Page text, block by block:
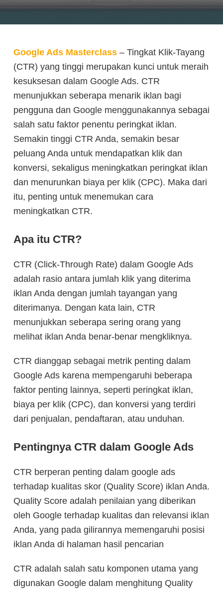
Google Ads Masterclass – Tingkat Klik-Tayang
(CTR) yang tinggi merupakan kunci untuk meraih
kesuksesan dalam Google Ads. CTR
menunjukkan seberapa menarik iklan bagi
pengguna dan Google menggunakannya sebagai
salah satu faktor penentu peringkat iklan.
Semakin tinggi CTR Anda, semakin besar
peluang Anda untuk mendapatkan klik dan
konversi, sekaligus meningkatkan peringkat iklan
dan menurunkan biaya per klik (CPC). Maka dari
itu, penting untuk menemukan cara
meningkatkan CTR.
Apa itu CTR?
CTR (Click-Through Rate) dalam Google Ads
adalah rasio antara jumlah klik yang diterima
iklan Anda dengan jumlah tayangan yang
diterimanya. Dengan kata lain, CTR
menunjukkan seberapa sering orang yang
melihat iklan Anda benar-benar mengkliknya.
CTR dianggap sebagai metrik penting dalam
Google Ads karena mempengaruhi beberapa
faktor penting lainnya, seperti peringkat iklan,
biaya per klik (CPC), dan konversi yang terdiri
dari penjualan, pendaftaran, atau unduhan.
Pentingnya CTR dalam Google Ads
CTR berperan penting dalam google ads
terhadap kualitas skor (Quality Score) iklan Anda.
Quality Score adalah penilaian yang diberikan
oleh Google terhadap kualitas dan relevansi iklan
Anda, yang pada gilirannya memengaruhi posisi
iklan Anda di halaman hasil pencarian
CTR adalah salah satu komponen utama yang
digunakan Google dalam menghitung Quality